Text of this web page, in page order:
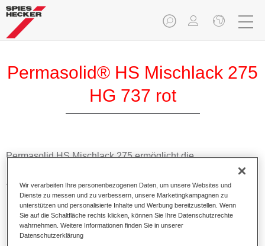
Permasolid® HS Mischlack 275
HG 737 rot
Permasolid HS Mischlack 275 ermöglicht die
Farbtonausmischung vom hochwertigen Permasolid HS
Autolack 275 mit allen Uni-Farbtönen für die Pkw-
Lackierung.
Produktmerkmale
Erlaubt eine einfache und schnelle Verarbeitung in 1,5
Wir verarbeiten Ihre personenbezogenen Daten, um unsere Websites und
Dienste zu messen und zu verbessern, unsere Marketingkampagnen zu
unterstützen und personalisierte Inhalte und Werbung bereitzustellen. Wenn
Sie auf die Schaltfläche rechts klicken, können Sie Ihre Datenschutzrechte
wahrnehmen. Weitere Informationen finden Sie in unserer
Datenschutzerklärung